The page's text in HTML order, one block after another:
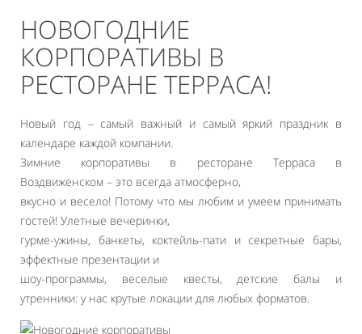
НОВОГОДНИЕ
КОРПОРАТИВЫ В
РЕСТОРАНЕ ТЕРРАСА!
Новый год – самый важный и самый яркий праздник в
календаре каждой компании.
Зимние корпоративы в ресторане Терраса в
Воздвиженском – это всегда атмосферно,
вкусно и весело! Потому что мы любим и умеем принимать
гостей! Улетные вечеринки,
гурме-ужины, банкеты, коктейль-пати и секретные бары,
эффектные презентации и
шоу-программы, веселые квесты, детские балы и
утренники: у нас крутые локации для любых форматов.